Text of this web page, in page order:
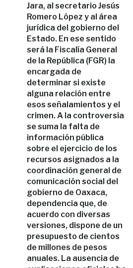
Jara, al secretario Jesús
Romero López y al área
jurídica del gobierno del
Estado. En ese sentido
será la Fiscalía General
de la República (FGR) la
encargada de
determinar si existe
alguna relación entre
esos señalamientos y el
crimen. A la controversia
se suma la falta de
información pública
sobre el ejercicio de los
recursos asignados a la
coordinación general de
comunicación social del
gobierno de Oaxaca,
dependencia que, de
acuerdo con diversas
versiones, dispone de un
presupuesto de cientos
de millones de pesos
anuales. La ausencia de